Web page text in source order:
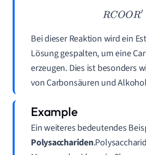
RC
Bei dieser Reaktion wird ein
Lösung gespalten, um eine
erzeugen. Dies ist besonders
von Carbonsäuren und
Ein weiteres bedeutendes
Polysacchariden